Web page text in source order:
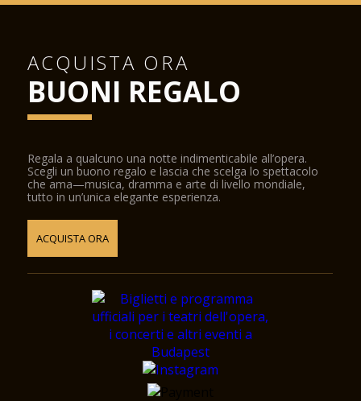
ACQUISTA ORA
BUONI REGALO
Regala a qualcuno una notte indimenticabile all’opera.
Scegli un buono regalo e lascia che scelga lo spettacolo
che ama—musica, dramma e arte di livello mondiale,
tutto in un’unica elegante esperienza.
ACQUISTA ORA